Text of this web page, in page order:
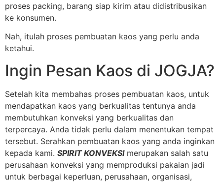
proses packing, barang siap kirim atau didistribusikan
ke konsumen.
Nah, itulah proses pembuatan kaos yang perlu anda
ketahui.
Ingin Pesan Kaos di JOGJA?
Setelah kita membahas proses pembuatan kaos, untuk
mendapatkan kaos yang berkualitas tentunya anda
membutuhkan konveksi yang berkualitas dan
terpercaya. Anda tidak perlu dalam menentukan tempat
tersebut. Serahkan pembuatan kaos yang anda inginkan
kepada kami. SPIRIT KONVEKSImerupakan salah satu
perusahaan konveksi yang memproduksi pakaian jadi
untuk berbagai keperluan, perusahaan, organisasi,